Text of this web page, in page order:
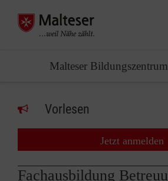
Malteser
Vorlesen
Jetzt anmelden
Fachausbildung